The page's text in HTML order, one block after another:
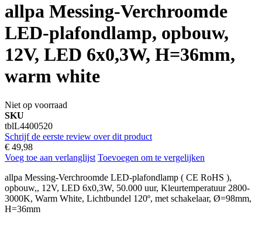
allpa Messing-Verchroomde
LED-plafondlamp, opbouw,
12V, LED 6x0,3W, H=36mm,
warm white
Niet op voorraad
SKU
tblL4400520
Schrijf de eerste review over dit product
€ 49,98
Voeg toe aan verlanglijst Toevoegen om te vergelijken
allpa Messing-Verchroomde LED-plafondlamp ( CE RoHS ),
opbouw,, 12V, LED 6x0,3W, 50.000 uur, Kleurtemperatuur 2800-
3000K, Warm White, Lichtbundel 120º, met schakelaar, Ø=98mm,
H=36mm